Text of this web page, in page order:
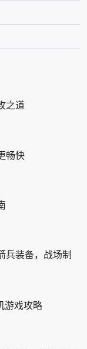
之道
畅快
兵装备，战场制
游戏攻略